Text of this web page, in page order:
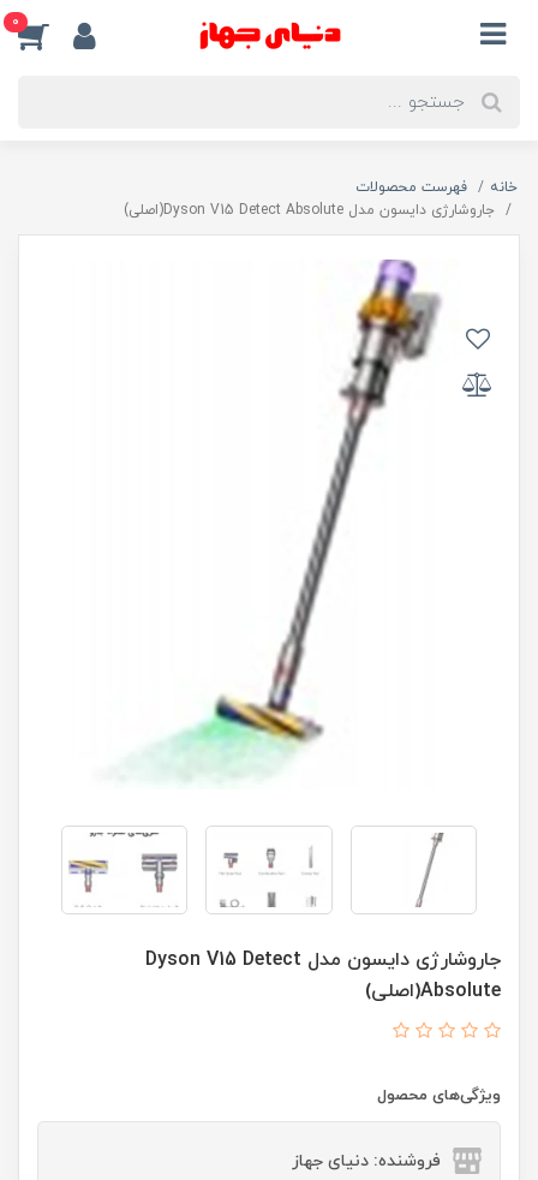
0
خانه
فهرست محصولات
جاروشارژی دایسون مدل Dyson V15 Detect Absolute(اصلی)
جاروشارژی دایسون مدل Dyson V15 Detect
Absolute(اصلی)
ویژگی‌های محصول
فروشنده: دنیای جهاز